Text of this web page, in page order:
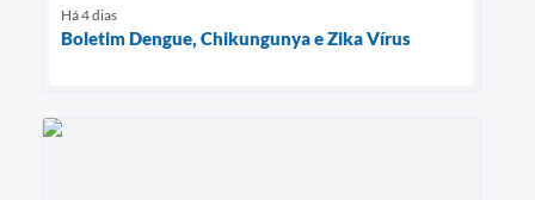
Há 4 dias
Boletim Dengue, Chikungunya e Zika Vírus